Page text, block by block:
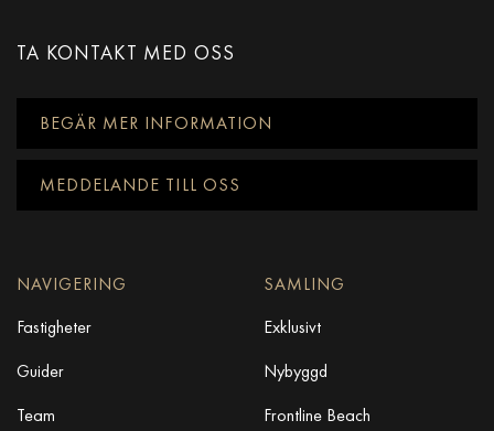
TA KONTAKT MED OSS
BEGÄR MER INFORMATION
MEDDELANDE TILL OSS
NAVIGERING
Fastigheter
Guider
Team
SAMLING
Exklusivt
Nybyggd
Frontline Beach